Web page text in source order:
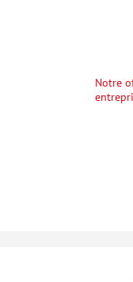
Notre